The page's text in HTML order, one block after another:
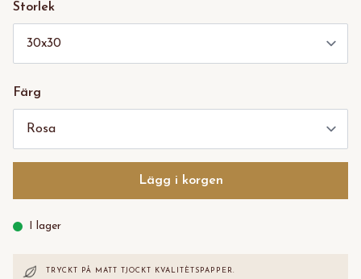
Storlek
Färg
Lägg i korgen
I lager
TRYCKT PÅ MATT TJOCKT KVALITÈTS PAPPER.